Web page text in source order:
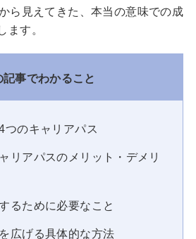
ら見えてきた、本当の意味での成
ます。
記事でわかること
つのキャリアパス
リアパスのメリット・デメリ
るために必要なこと
広げる具体的な方法